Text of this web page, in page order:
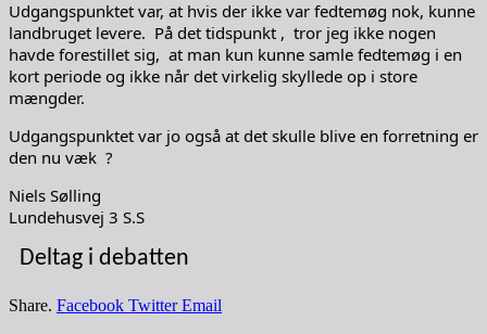
Udgangspunktet var, at hvis der ikke var fedtemøg nok, kunne
landbruget levere. På det tidspunkt , tror jeg ikke nogen
havde forestillet sig, at man kun kunne samle fedtemøg i en
kort periode og ikke når det virkelig skyllede op i store
mængder.
Udgangspunktet var jo også at det skulle blive en forretning er
den nu væk ?
Niels Sølling
Lundehusvej 3 S.S
Deltag i debatten
Share. Facebook Twitter Email